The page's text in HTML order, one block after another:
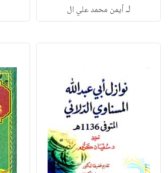
لـأيمن محمد علي ال